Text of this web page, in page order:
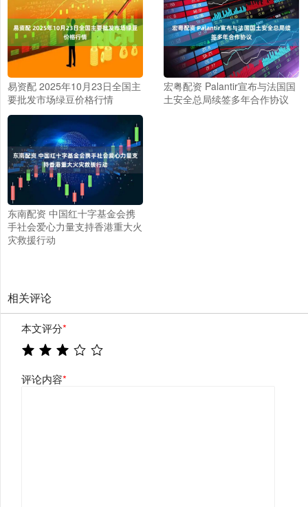
易资配 2025年10月23日全国主
要批发市场绿豆价格行情
宏粤配资 Palantir宣布与法国国
土安全总局续签多年合作协议
东南配资 中国红十字基金会携
手社会爱心力量支持香港重大火
灾救援行动
相关评论
本文评分*
评论内容*